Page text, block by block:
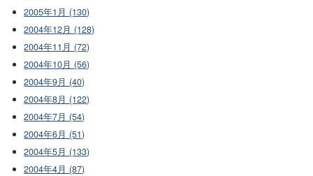
2005年1月 (130)
2004年12月 (128)
2004年11月 (72)
2004年10月 (56)
2004年9月 (40)
2004年8月 (122)
2004年7月 (54)
2004年6月 (51)
2004年5月 (133)
2004年4月 (87)